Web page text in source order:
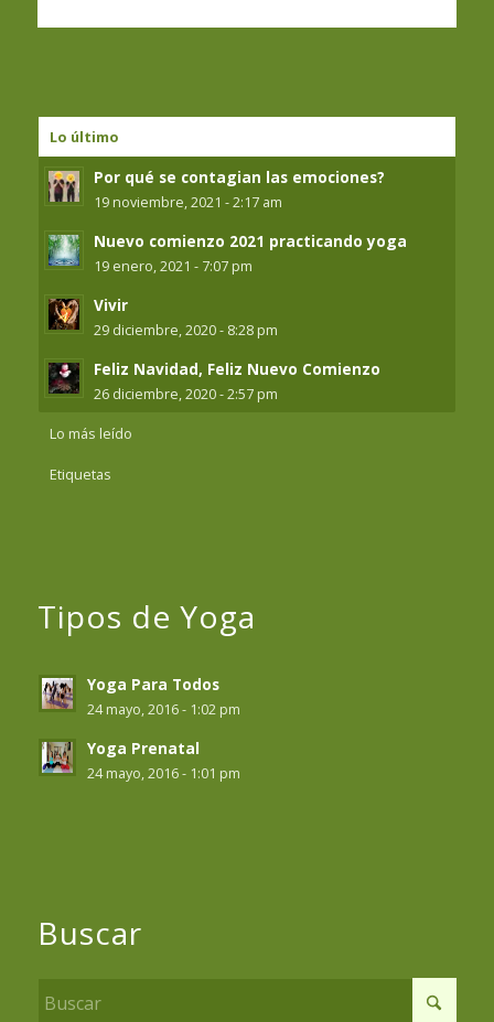
Lo último
Por qué se contagian las emociones?
19 noviembre, 2021 - 2:17 am
Nuevo comienzo 2021 practicando yoga
19 enero, 2021 - 7:07 pm
Vivir
29 diciembre, 2020 - 8:28 pm
Feliz Navidad, Feliz Nuevo Comienzo
26 diciembre, 2020 - 2:57 pm
Lo más leído
Etiquetas
Tipos de Yoga
Yoga Para Todos
24 mayo, 2016 - 1:02 pm
Yoga Prenatal
24 mayo, 2016 - 1:01 pm
Buscar